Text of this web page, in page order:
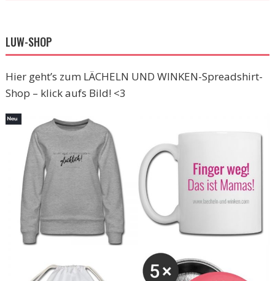
LUW-SHOP
Hier geht’s zum LÄCHELN UND WINKEN-Spreadshirt-
Shop – klick aufs Bild! <3